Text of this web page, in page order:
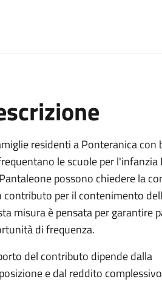
residenti a Ponteranica con
le scuole per l'infanzia
possono chiedere la
contributo per il contenimento
misura è pensata per garantire
di frequenza.
del contributo dipende dalla
e dal reddito